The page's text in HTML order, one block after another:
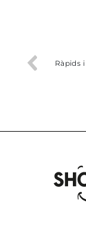
m'he trobat